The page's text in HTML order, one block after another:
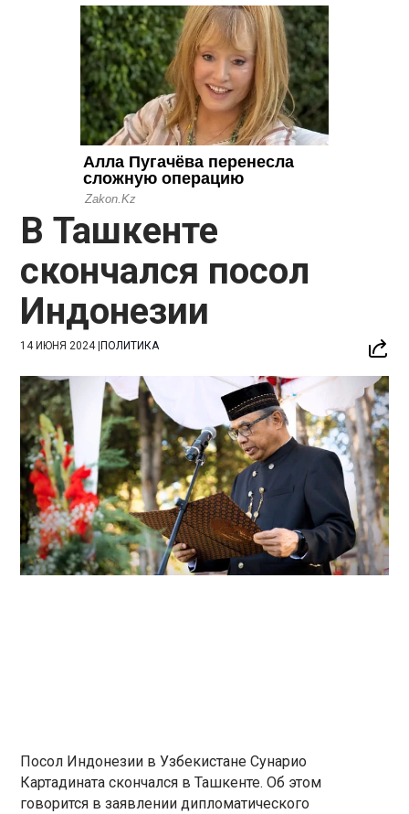
В Ташкенте
скончался посол
Индонезии
14 ИЮНЯ 2024|ПОЛИТИКА
Посол Индонезии в Узбекистане Сунарио
Картадината скончался в Ташкенте. Об этом
говорится в заявлении дипломатического